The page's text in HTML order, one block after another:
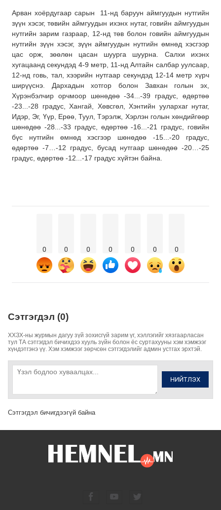
Арван хоёрдугаар сарын 11-нд баруун аймгуудын нутгийн
зүүн хэсэг, төвийн аймгуудын ихэнх нутаг, говийн аймгуудын
нутгийн зарим газраар, 12-нд төв болон говийн аймгуудын
нутгийн зүүн хэсэг, зүүн аймгуудын нутгийн өмнөд хэсгээр
цас орж, зөөлөн цасан шуурга шуурна. Салхи ихэнх
хугацаанд секундэд 4-9 метр, 11-нд Алтайн салбар уулсаар,
12-нд говь, тал, хээрийн нутгаар секундэд 12-14 метр хүрч
ширүүснэ. Дархадын хотгор болон Завхан голын эх,
Хүрэнбэлчир орчмоор шөнөдөө -34...-39 градус, өдөртөө
-23...-28 градус, Хангай, Хөвсгөл, Хэнтийн уулархаг нутаг,
Идэр, Эг, Үүр, Ерөө, Туул, Тэрэлж, Хэрлэн голын хөндийгөөр
шөнөдөө -28...-33 градус, өдөртөө -16...-21 градус, говийн
бүс нутгийн өмнөд хэсгээр шөнөдөө -15...-20 градус,
өдөртөө -7…-12 градус, бусад нутгаар шөнөдөө -20…-25
градус, өдөртөө -12...-17 градус хүйтэн байна.
0 0 0 0 0 0 0
Сэтгэгдэл (0)
ХХЗХ-ны журмын дагуу зүй зохисгүй зарим үг, хэллэгийг хязгаарласан
тул ТА сэтгэгдэл бичихдээ хууль зүйн болон ёс суртахууны хэм хэмжээг
хүндэтгэнэ үү. Хэм хэмжээг зөрчсөн сэтгэгдэлийг админ устгах эрхтэй.
НИЙТЛЭХ
Сэтгэгдэл бичигдээгүй байна